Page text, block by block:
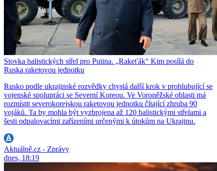
Stovka balistických střel pro Putina. „Rakeťák“ Kim posílá do
Ruska raketovou jednotku
Rusko podle ukrajinské rozvědky chystá další krok v prohlubující se
vojenské spolupráci se Severní Koreou. Ve Voroněžské oblasti má
rozmístit severokorejskou raketovou jednotku čítající zhruba 90
vojáků. Ta by mohla být vyzbrojena až 120 balistickými střelami a
šesti odpalovacími zařízeními určenými k útokům na Ukrajinu.
Aktuálně.cz - Zprávy
dnes, 18:19